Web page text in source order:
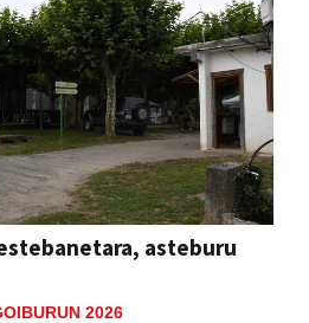
asteburu
2026